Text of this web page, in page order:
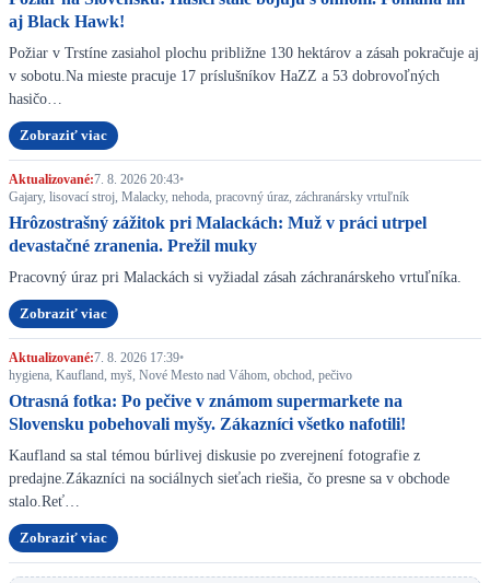
aj Black Hawk!
Požiar v Trstíne zasiahol plochu približne 130 hektárov a zásah pokračuje aj
v sobotu.Na mieste pracuje 17 príslušníkov HaZZ a 53 dobrovoľných
hasičo…
Zobraziť viac
Aktualizované:7. 8. 2026 20:43•
Gajary, lisovací stroj, Malacky, nehoda, pracovný úraz, záchranársky vrtuľník
Hrôzostrašný zážitok pri Malackách: Muž v práci utrpel
devastačné zranenia. Prežil muky
Pracovný úraz pri Malackách si vyžiadal zásah záchranárskeho vrtuľníka.
Zobraziť viac
Aktualizované:7. 8. 2026 17:39•
hygiena, Kaufland, myš, Nové Mesto nad Váhom, obchod, pečivo
Otrasná fotka: Po pečive v známom supermarkete na
Slovensku pobehovali myšy. Zákazníci všetko nafotili!
Kaufland sa stal témou búrlivej diskusie po zverejnení fotografie z
predajne.Zákazníci na sociálnych sieťach riešia, čo presne sa v obchode
stalo.Reť…
Zobraziť viac